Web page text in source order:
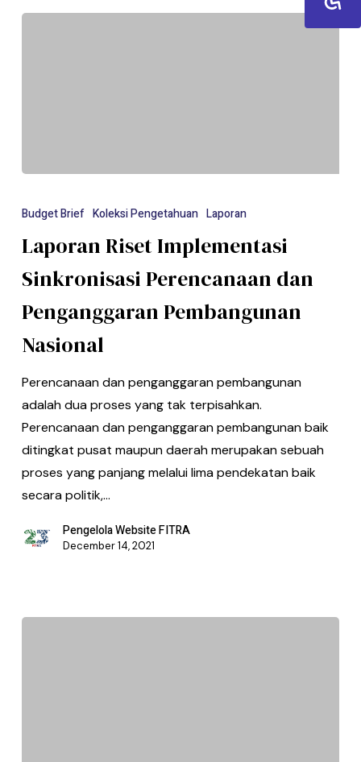
Budget Brief Koleksi Pengetahuan Laporan
Laporan Riset Implementasi
Sinkronisasi Perencanaan dan
Penganggaran Pembangunan
Nasional
Perencanaan dan penganggaran pembangunan
adalah dua proses yang tak terpisahkan.
Perencanaan dan penganggaran pembangunan baik
ditingkat pusat maupun daerah merupakan sebuah
proses yang panjang melalui lima pendekatan baik
secara politik,…
Pengelola Website FITRA
December 14, 2021